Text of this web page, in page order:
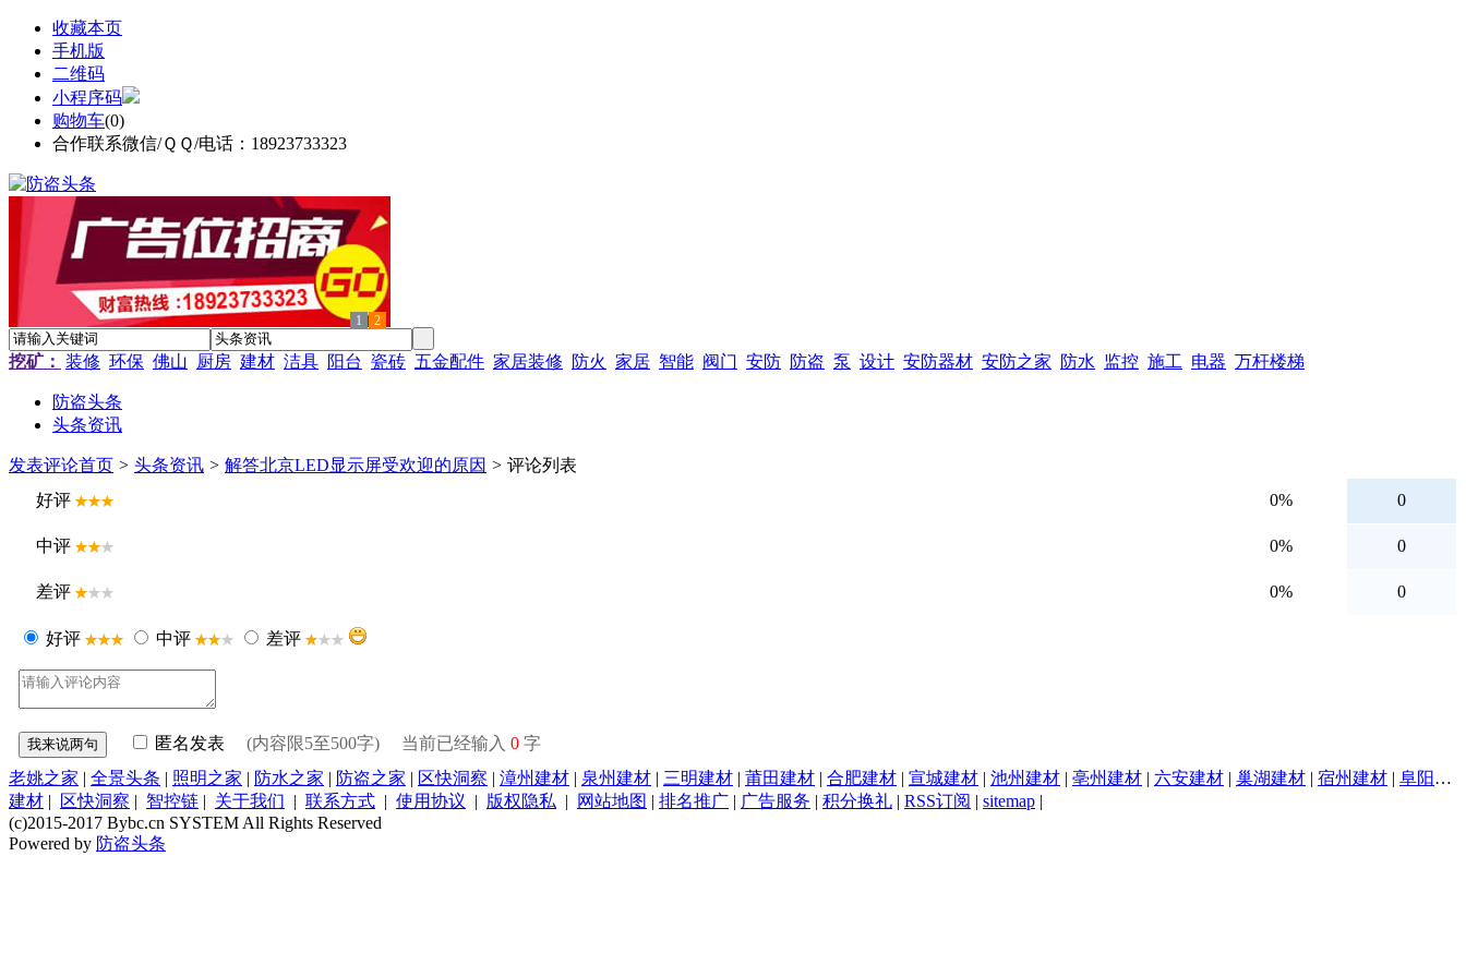
收藏本页
手机版
二维码
小程序码
购物车(0)
合作联系微信/ＱＱ/电话：18923733323
1 2
挖矿： 装修 环保 佛山 厨房 建材 洁具 阳台 瓷砖 五金配件 家居装修 防火 家居 智能 阀门 安防 防盗 泵 设计 安防器材 安防之家 防水 监控 施工 电器 万杆楼梯
防盗头条
头条资讯
发表评论首页 > 头条资讯 > 解答北京LED显示屏受欢迎的原因 > 评论列表
好评
0% 0
中评 0% 0
差评 0% 0
好评 中评 差评
匿名发表 (内容限5至500字) 当前已经输入 0 字
老姚之家 | 全景头条 | 照明之家 | 防水之家 | 防盗之家 | 区快洞察 | 漳州建材 | 泉州建材 | 三明建材 | 莆田建材 | 合肥建材 | 宣城建材 | 池州建材 | 亳州建材 | 六安建材 | 巢湖建材 | 宿州建材 | 阜阳建材
建材 | 区快洞察 | 智控链 | 关于我们 | 联系方式 | 使用协议 | 版权隐私 | 网站地图 | 排名推广 | 广告服务 | 积分换礼 | RSS订阅 | sitemap |
(c)2015-2017 Bybc.cn SYSTEM All Rights Reserved
Powered by 防盗头条